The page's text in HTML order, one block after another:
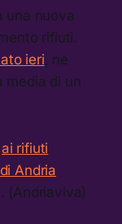
una nuova
rifiuti.
ieri , ne
media di un
ai rifiuti
Andria
(Andriaviva)